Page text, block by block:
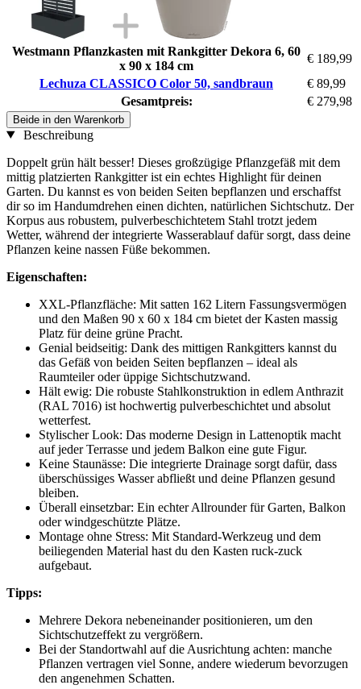
Westmann Pflanzkasten mit Rankgitter Dekora 6, 60
x 90 x 184 cm
€ 189,99
Lechuza CLASSICO Color 50, sandbraun
€ 89,99
Gesamtpreis:
€ 279,98
Beide in den Warenkorb
Beschreibung
Doppelt grün hält besser! Dieses großzügige Pflanzgefäß mit dem
mittig platzierten Rankgitter ist ein echtes Highlight für deinen
Garten. Du kannst es von beiden Seiten bepflanzen und erschaffst
dir so im Handumdrehen einen dichten, natürlichen Sichtschutz. Der
Korpus aus robustem, pulverbeschichtetem Stahl trotzt jedem
Wetter, während der integrierte Wasserablauf dafür sorgt, dass deine
Pflanzen keine nassen Füße bekommen.
Eigenschaften:
XXL-Pflanzfläche: Mit satten 162 Litern Fassungsvermögen
und den Maßen 90 x 60 x 184 cm bietet der Kasten massig
Platz für deine grüne Pracht.
Genial beidseitig: Dank des mittigen Rankgitters kannst du
das Gefäß von beiden Seiten bepflanzen – ideal als
Raumteiler oder üppige Sichtschutzwand.
Hält ewig: Die robuste Stahlkonstruktion in edlem Anthrazit
(RAL 7016) ist hochwertig pulverbeschichtet und absolut
wetterfest.
Stylischer Look: Das moderne Design in Lattenoptik macht
auf jeder Terrasse und jedem Balkon eine gute Figur.
Keine Staunässe: Die integrierte Drainage sorgt dafür, dass
überschüssiges Wasser abfließt und deine Pflanzen gesund
bleiben.
Überall einsetzbar: Ein echter Allrounder für Garten, Balkon
oder windgeschützte Plätze.
Montage ohne Stress: Mit Standard-Werkzeug und dem
beiliegenden Material hast du den Kasten ruck-zuck
aufgebaut.
Tipps:
Mehrere Dekora nebeneinander positionieren, um den
Sichtschutzeffekt zu vergrößern.
Bei der Standortwahl auf die Ausrichtung achten: manche
Pflanzen vertragen viel Sonne, andere wiederum bevorzugen
den angenehmen Schatten.